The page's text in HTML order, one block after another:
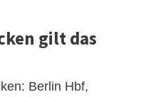
gilt das
Berlin Hbf,